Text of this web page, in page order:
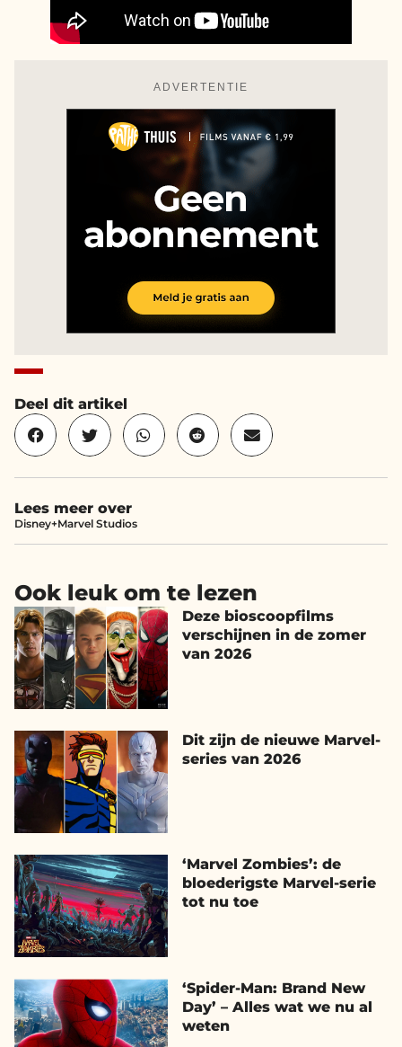
ADVERTENTIE
Deel dit artikel
Lees meer over
Disney+Marvel Studios
Ook leuk om te lezen
Deze bioscoopfilms
verschijnen in de zomer
van 2026
Dit zijn de nieuwe Marvel-
series van 2026
‘Marvel Zombies’: de
bloederigste Marvel-serie
tot nu toe
‘Spider-Man: Brand New
Day’ – Alles wat we nu al
weten